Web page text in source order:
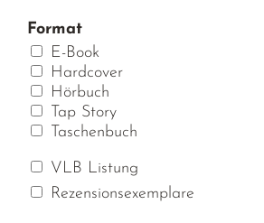
Format
E-Book
Hardcover
Hörbuch
Tap Story
Taschenbuch
VLB Listung
Rezensionsexemplare